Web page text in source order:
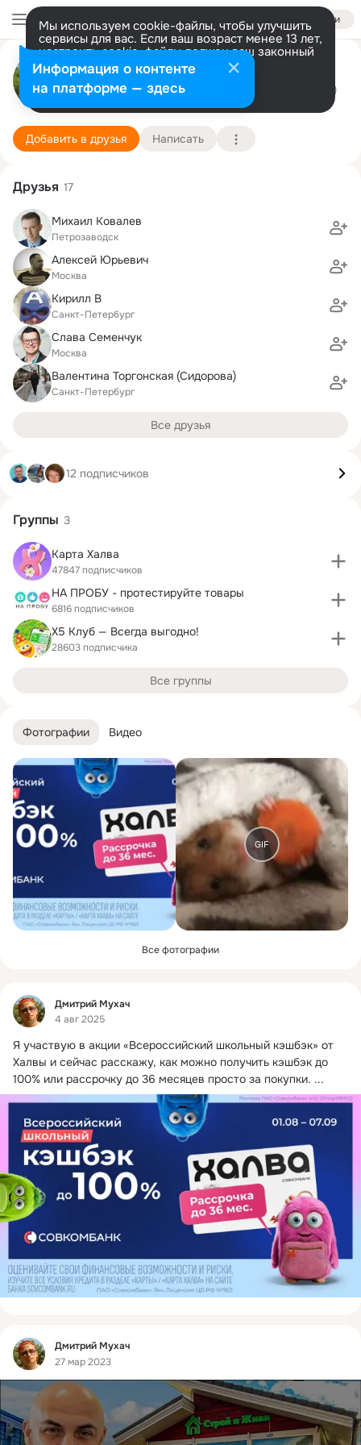
Войти
Мы используем cookie-файлы, чтобы улучшить
сервисы для вас. Если ваш возраст менее 13 лет,
настроить cookie-файлы должен ваш законный
представитель. Больше информации
Разрешить все Настроить
Дмитрий Мухач
Санкт-Петербург <-> Москва26 августа (41 год)
7 школа
Подробнее
Добавить в друзья Написать
Фотографии Видео
GIF
Все фотографии
Фид
Дмитрий Мухач
4 авг 2025
Я участвую в акции «Всероссийский школьный кэшбэк» от
Халвы и сейчас расскажу, как можно получить кэшбэк до
100% или рассрочку до 36 месяцев просто за покупки. ...
Фид
Дмитрий Мухач
27 мар 2023
Друзья 17
Михаил Ковалев
Петрозаводск
Алексей Юрьевич
Москва
Кирилл В
Санкт-Петербург
Слава Семенчук
Москва
Валентина Торгонская (Сидорова)
Санкт-Петербург
Все друзья
12 подписчиков
Группы 3
Карта Халва
47847 подписчиков
НА ПРОБУ - протестируйте товары
6816 подписчиков
X5 Клуб — Всегда выгодно!
28603 подписчика
Все группы
Информация о контенте
на платформе — здесь